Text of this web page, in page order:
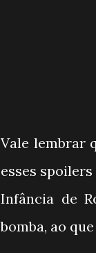
Vale lembrar que não existe ainda uma previsão de quando os capitulos com
esses
Infância de
bomba, ao